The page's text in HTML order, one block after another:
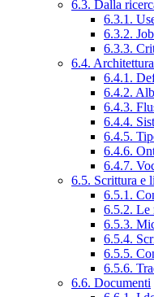
6.3. Dalla
6.3.1.
6.3.2.
6.3.3.
6.4.
6.4.1.
6.4.2.
6.4.3.
6.4.4.
6.4.5.
6.4.6.
6.4.7.
6.5. Scrittura e
6.5.1.
6.5.2. Le
6.5.3.
6.5.4.
6.5.5.
6.5.6.
6.6. Documenti